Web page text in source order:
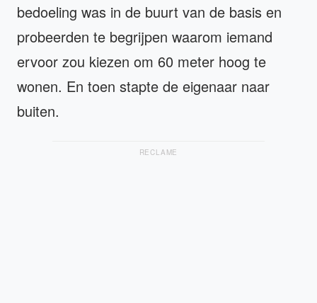
bedoeling was in de buurt van de basis en
probeerden te begrijpen waarom iemand
ervoor zou kiezen om 60 meter hoog te
wonen. En toen stapte de eigenaar naar
buiten.
RECLAME